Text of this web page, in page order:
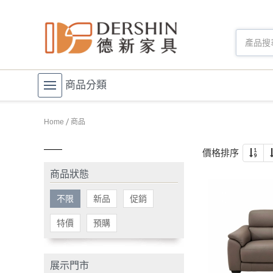
商品分類
Home 商品
商品狀態
不限 新品 促銷
特價 預購
展示門市
價格排序